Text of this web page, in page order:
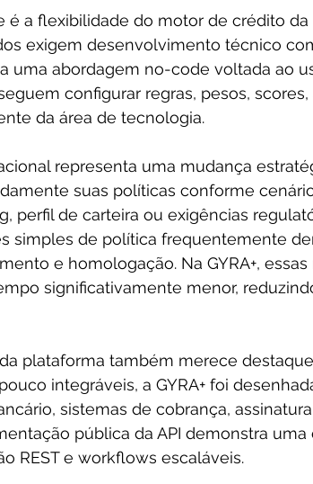
é a flexibilidade do motor de crédito da
exigem desenvolvimento técnico
uma abordagem no-code voltada ao
configurar regras, pesos,
da área de tecnologia.
representa uma mudança
suas políticas conforme
perfil de carteira ou exigências
simples de política frequentemente
e homologação. Na GYRA+,
significativamente menor,
plataforma também merece
integráveis, a GYRA+ foi
sistemas de cobrança,
pública da API demonstra
REST e workflows escaláveis.